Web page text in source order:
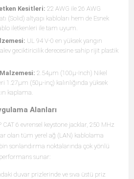
Kesitleri: 22 AWG ile 26 AWG
(Solid) altyapı kabloları hem de Esnek
iletkenleri ile tam uyum.
UL 94 V-0 en yüksek yangın
alev geciktiricilik derecesine sahip rijit plastik
Malzemesi: 2.54μm (100μ-Inch) Nikel
1.27μm (50μ-inç) kalınlığında yüksek
kaplama.
Alanları
CAT 6 evrensel keystone jacklar, 250 MHz
olan tüm yerel ağ (LAN) kablolama
sonlandırma noktalarında çok yönlü
performans sunar:
duvar prizlerinde ve sıva üstü priz